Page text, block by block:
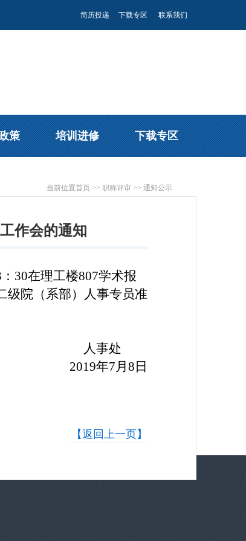
简历投递 下载专区 联系我们
策 培训进修 下载专区
当前位置首页 >> 职称评审 >> 通知公示
作会的通知
30在理工楼807学术报
级院（系部）人事专员准
人事处
2019年7月8日
【返回上一页】